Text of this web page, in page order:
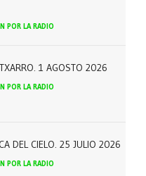
POR LA RADIO
1 AGOSTO 2026
POR LA RADIO
DEL CIELO. 25 JULIO 2026
POR LA RADIO